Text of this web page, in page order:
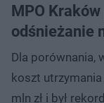
MPO
odśnieżanie
Dla porównania,
koszt utrzymania
mln zł i był